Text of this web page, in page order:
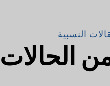
النسبية
الحالات